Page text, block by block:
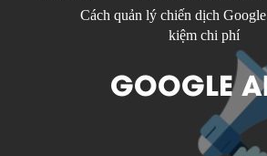
Cách quản lý chiến dịch
kiệm chi phí
GOOGLE